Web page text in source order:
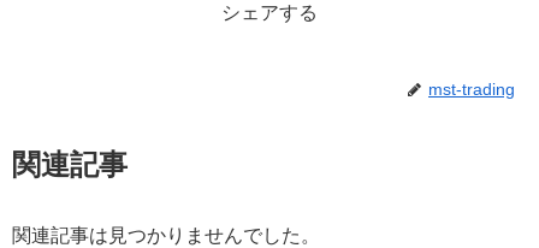
シェアする
mst-trading
関連記事
関連記事は見つかりませんでした。